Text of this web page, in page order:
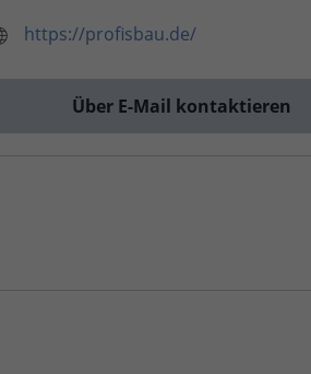
https://profisbau.de/
Über E-Mail kontaktieren